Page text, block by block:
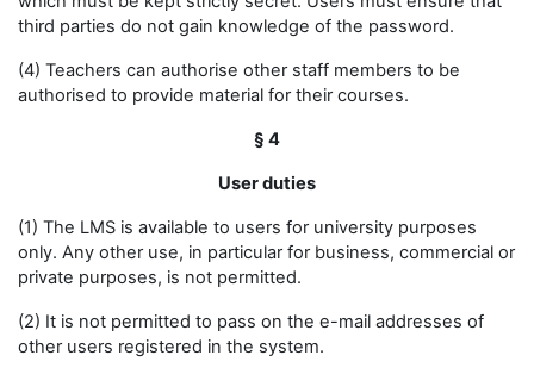
third parties do not gain knowledge of the password.
(4) Teachers can authorise other staff members to be
authorised to provide material for their courses.
§ 4
User duties
(1) The LMS is available to users for university purposes
only. Any other use, in particular for business, commercial or
private purposes, is not permitted.
(2) It is not permitted to pass on the e-mail addresses of
other users registered in the system.